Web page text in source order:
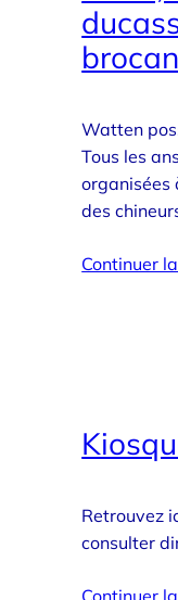
Watten
Tous les
organisées
des
Continuer
Retrouvez
consulter
Continuer